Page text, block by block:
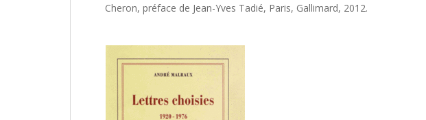
Cheron, préface de Jean-Yves Tadié, Paris, Gallimard, 2012.